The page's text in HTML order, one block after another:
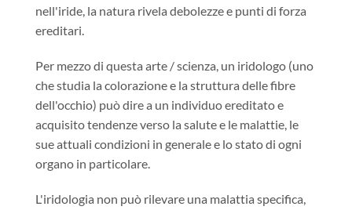
nell'iride, la natura rivela debolezze e punti di forza
ereditari.
Per mezzo di questa arte / scienza, un iridologo (uno
che studia la colorazione e la struttura delle fibre
dell'occhio) può dire a un individuo ereditato e
acquisito tendenze verso la salute e le malattie, le
sue attuali condizioni in generale e lo stato di ogni
organo in particolare.
L'iridologia non può rilevare una malattia specifica,